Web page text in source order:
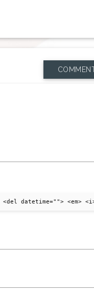
datetime=""> <em>